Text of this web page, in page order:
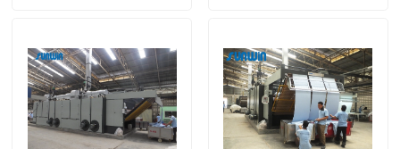
Prodotti
macchina dello stenter del tessuto